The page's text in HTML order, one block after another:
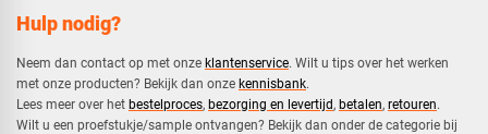
Hulp nodig?
Neem dan contact op met onze klantenservice. Wilt u tips over het werken
met onze producten? Bekijk dan onze kennisbank.
​Lees meer over het bestelproces, bezorging en levertijd, betalen, retouren.​
​Wilt u een proefstukje/sample ontvangen? Bekijk dan onder de categorie bij